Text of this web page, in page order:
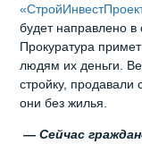
будет направлено в
Прокуратура
людям их деньги.
стройку, продавали
они без жилья.
— Сейчас